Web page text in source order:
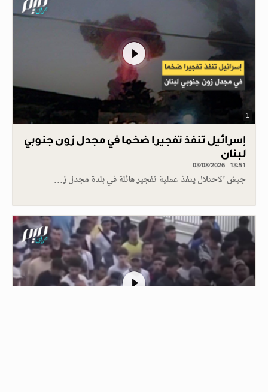
1
إسرائيل تنفذ تفجيرا ضخما في مجدل زون جنوبي
لبنان
03/08/2026 - 13:51
جيش الاحتلال ينفذ عملية تفجير هائلة في بلدة مجدل ز…